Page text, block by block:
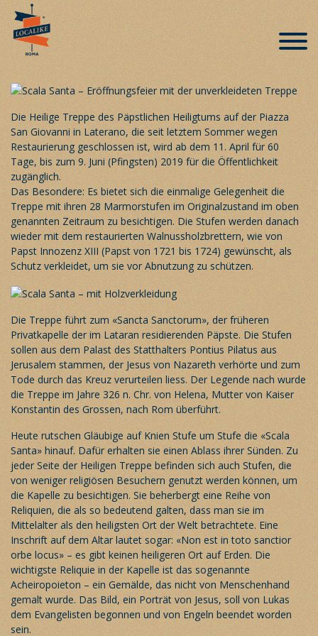
Sechzig Tage – ausserordentliche
Öffnung der Scala Santa während der
Restaurierungsarbeiten
Veröffentlicht am 12. April 2019
Die Heilige Treppe des Päpstlichen Heiligtums auf der Piazza
San Giovanni in Laterano, die seit letztem Sommer wegen
Restaurierung geschlossen ist, wird ab dem 11. April für 60
Tage, bis zum 9. Juni (Pfingsten) 2019 für die Öffentlichkeit
zugänglich.
Das Besondere: Es bietet sich die einmalige Gelegenheit die
Treppe mit ihren 28 Marmorstufen im Originalzustand im oben
genannten Zeitraum zu besichtigen. Die Stufen werden danach
wieder mit dem restaurierten Walnussholzbrettern, wie von
Papst Innozenz XIII (Papst von 1721 bis 1724) gewünscht, als
Schutz verkleidet, um sie vor Abnutzung zu schützen.
Die Treppe führt zum «Sancta Sanctorum», der früheren
Privatkapelle der im Lataran residierenden Päpste. Die Stufen
sollen aus dem Palast des Statthalters Pontius Pilatus aus
Jerusalem stammen, der Jesus von Nazareth verhörte und zum
Tode durch das Kreuz verurteilen liess. Der Legende nach wurde
die Treppe im Jahre 326 n. Chr. von Helena, Mutter von Kaiser
Konstantin des Grossen, nach Rom überführt.
Heute rutschen Gläubige auf Knien Stufe um Stufe die «Scala
Santa» hinauf. Dafür erhalten sie einen Ablass ihrer Sünden. Zu
jeder Seite der Heiligen Treppe befinden sich auch Stufen, die
von weniger religiösen Besuchern genutzt werden können, um
die Kapelle zu besichtigen. Sie beherbergt eine Reihe von
Reliquien, die als so bedeutend galten, dass man sie im
Mittelalter als den heiligsten Ort der Welt betrachtete. Eine
Inschrift auf dem Altar lautet sogar: «Non est in toto sanctior
orbe locus» – es gibt keinen heiligeren Ort auf Erden. Die
wichtigste Reliquie in der Kapelle ist das sogenannte
Acheiropoieton – ein Gemälde, das nicht von Menschenhand
gemalt wurde. Das Bild, ein Porträt von Jesus, soll von Lukas
dem Evangelisten begonnen und von Engeln beendet worden
sein.